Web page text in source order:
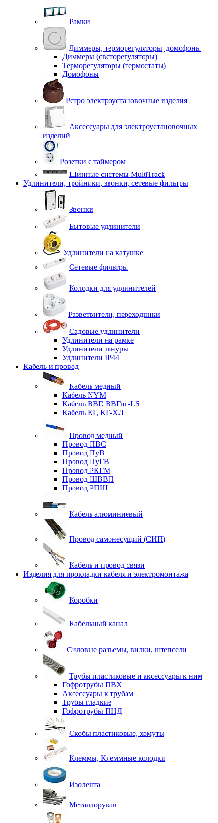
Рамки
Диммеры, терморегуляторы, домофоны
Диммеры (светорегуляторы)
Терморегуляторы (термостаты)
Домофоны
Ретро электроустановочные изделия
Аксессуары для электроустановочных
изделий
Розетки с таймером
Шинные системы MultiTrack
Удлинители, тройники, звонки, сетевые фильтры
Звонки
Бытовые удлинители
Удлинители на катушке
Сетевые фильтры
Колодки для удлинителей
Разветвители, переходники
Садовые удлинители
Удлинители на рамке
Удлинители-шнуры
Удлинители IP44
Кабель и провод
Кабель медный
Кабель NYM
Кабель ВВГ, ВВГнг-LS
Кабель КГ, КГ-ХЛ
Провод медный
Провод ПВС
Провод ПуВ
Провод ПуГВ
Провод РКГМ
Провод ШВВП
Провод РПШ
Кабель алюминиевый
Провод самонесущий (СИП)
Кабель и провод связи
Изделия для прокладки кабеля и электромонтажа
Коробки
Кабельный канал
Силовые разъемы, вилки, штепсели
Трубы пластиковые и аксессуары к ним
Гофротрубы ПВХ
Аксессуары к трубам
Трубы гладкие
Гофротрубы ПНД
Скобы пластиковые, хомуты
Клеммы, Клеммные колодки
Изолента
Металлорукав